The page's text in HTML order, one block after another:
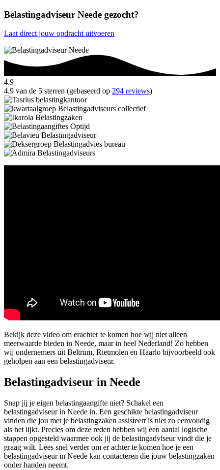
Belastingadviseur Neede gezocht?
Laat direct jouw opdracht uitvoeren
4.9
4.9 van de 5 sterren (gebaseerd op 294 reviews)
Bekijk deze video om erachter te komen hoe wij niet alleen
meerwaarde bieden in Neede, maar in heel Nederland! Zo hebben
wij ondernemers uit Beltrum, Rietmolen en Haarlo bijvoorbeeld ook
geholpen aan een belastingadviseur.
Belastingadviseur in Neede
Snap jij je eigen belastingaangifte niet? Schakel een
belastingadviseur in Neede in. Een geschikte belastingadviseur
vinden die jou met je belastingzaken assisteert is niet zo eenvoudig
als het lijkt. Precies om deze reden hebben wij een aantal logische
stappen opgesteld waarmee ook jij de belastingadviseur vindt die je
graag wilt. Lees snel verder om er achter te komen hoe je een
belastingadviseur in Neede kan contacteren die jouw belastingzaken
onder handen neemt.